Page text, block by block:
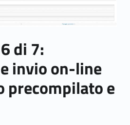
di 7:
invioon-line
precompilato e